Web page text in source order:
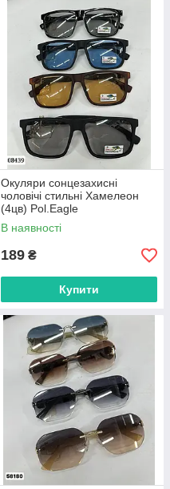
Окуляри сонцезахисні
чоловічі стильні Хамелеон
(4цв) Pol.Eagle
"ACCESSORIES" недорого від
прямого постачальника
В наявності
189 ₴
Купити